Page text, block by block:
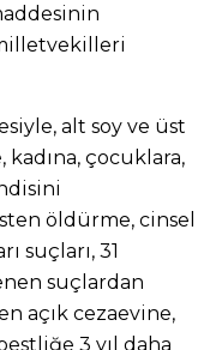
alt soy ve üst
kadına, çocuklara,
öldürme, cinsel
suçları, 31
suçlardan
açık cezaevine,
3 yıl daha